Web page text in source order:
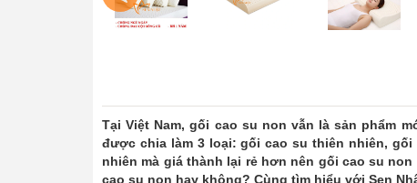
Tại Việt Nam, gối cao su non vẫn là sản phẩm
được chia làm 3 loại: gối cao su thiên nhiên,
nhiên mà giá thành lại rẻ hơn nên gối cao su
cao su non hay không? Cùng tìm hiểu với Sen